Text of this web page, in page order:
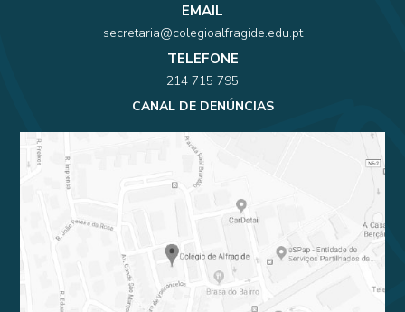
EMAIL
secretaria@colegioalfragide.edu.pt
TELEFONE
214 715 795
CANAL DE DENÚNCIAS